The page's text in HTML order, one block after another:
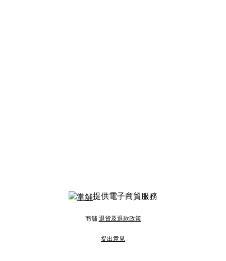
提供電子商貿服務
商舖 退貨及退款政策
提出意見